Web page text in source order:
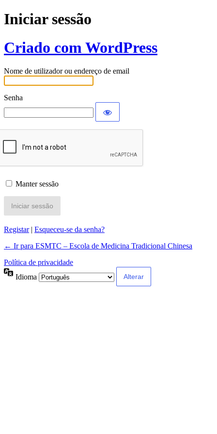
Iniciar sessão
Criado com WordPress
Nome de utilizador ou endereço de email
Senha
Manter sessão
Registar| Esqueceu-se da senha?
← Ir para ESMTC – Escola de Medicina Tradicional Chinesa
Política de privacidade
Idioma